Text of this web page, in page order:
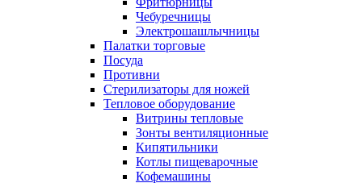
Чебуречницы
Электрошашлычницы
Палатки торговые
Посуда
Противни
Стерилизаторы для ножей
Тепловое оборудование
Витрины тепловые
Зонты вентиляционные
Кипятильники
Котлы пищеварочные
Кофемашины